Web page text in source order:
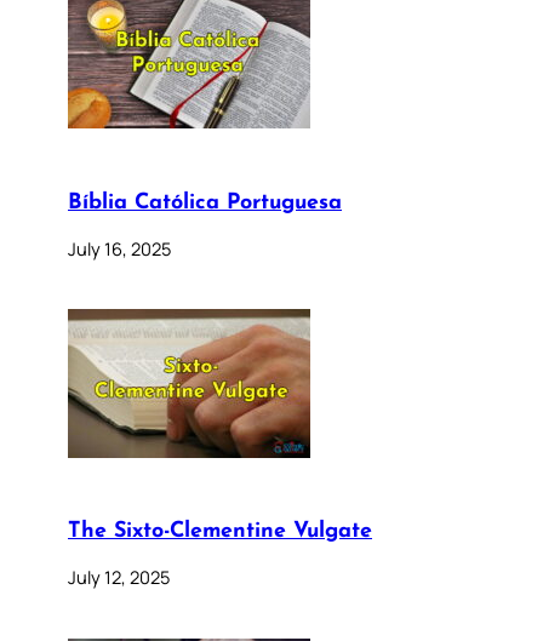
Bíblia Católica Portuguesa
July 16, 2025
The Sixto-Clementine Vulgate
July 12, 2025